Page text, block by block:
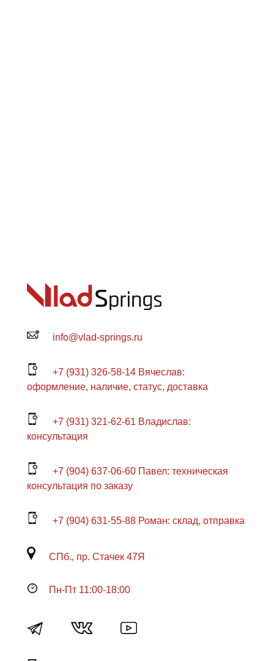
info@vlad-springs.ru
+7 (931) 326-58-14 Вячеслав:
оформление, наличие, статус, доставка
+7 (931) 321-62-61 Владислав:
консультация
+7 (904) 637-06-60 Павел: техническая
консультация по заказу
+7 (904) 631-55-88 Роман: склад, отправка
СПб., пр. Стачек 47Я
Пн-Пт 11:00-18:00